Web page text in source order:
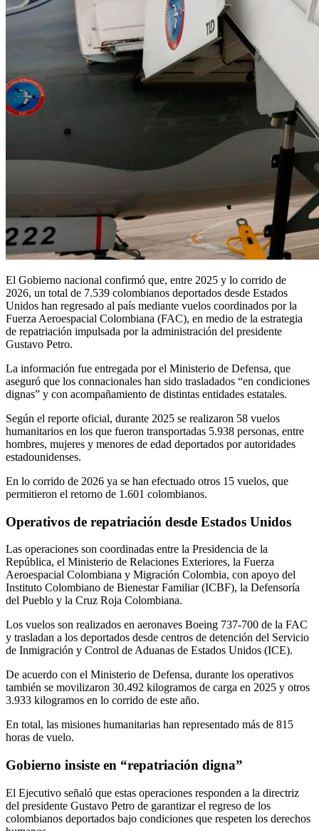
El Gobierno nacional confirmó que, entre 2025 y lo corrido de
2026, un total de 7.539 colombianos deportados desde Estados
Unidos han regresado al país mediante vuelos coordinados por la
Fuerza Aeroespacial Colombiana (FAC), en medio de la estrategia
de repatriación impulsada por la administración del presidente
Gustavo Petro.
La información fue entregada por el Ministerio de Defensa, que
aseguró que los connacionales han sido trasladados “en condiciones
dignas” y con acompañamiento de distintas entidades estatales.
Según el reporte oficial, durante 2025 se realizaron 58 vuelos
humanitarios en los que fueron transportadas 5.938 personas, entre
hombres, mujeres y menores de edad deportados por autoridades
estadounidenses.
En lo corrido de 2026 ya se han efectuado otros 15 vuelos, que
permitieron el retorno de 1.601 colombianos.
Operativos de repatriación desde Estados Unidos
Las operaciones son coordinadas entre la Presidencia de la
República, el Ministerio de Relaciones Exteriores, la Fuerza
Aeroespacial Colombiana y Migración Colombia, con apoyo del
Instituto Colombiano de Bienestar Familiar (ICBF), la Defensoría
del Pueblo y la Cruz Roja Colombiana.
Los vuelos son realizados en aeronaves Boeing 737-700 de la FAC
y trasladan a los deportados desde centros de detención del Servicio
de Inmigración y Control de Aduanas de Estados Unidos (ICE).
De acuerdo con el Ministerio de Defensa, durante los operativos
también se movilizaron 30.492 kilogramos de carga en 2025 y otros
3.933 kilogramos en lo corrido de este año.
En total, las misiones humanitarias han representado más de 815
horas de vuelo.
Gobierno insiste en “repatriación digna”
El Ejecutivo señaló que estas operaciones responden a la directriz
del presidente Gustavo Petro de garantizar el regreso de los
colombianos deportados bajo condiciones que respeten los derechos